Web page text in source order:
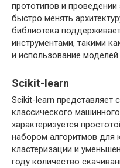
прототипов и
быстро менять
библиотека
инструментами, такими
и использование
Scikit-learn
Scikit-learn представляет
классического
характеризуется
набором алгоритмов для
кластеризации и
году количество